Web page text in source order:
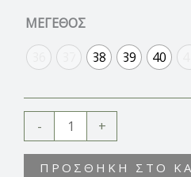
ΜΕΓΕΘΟΣ
38 39 40
- +
ΠΡΟΣΘΉΚΗ ΣΤΟ